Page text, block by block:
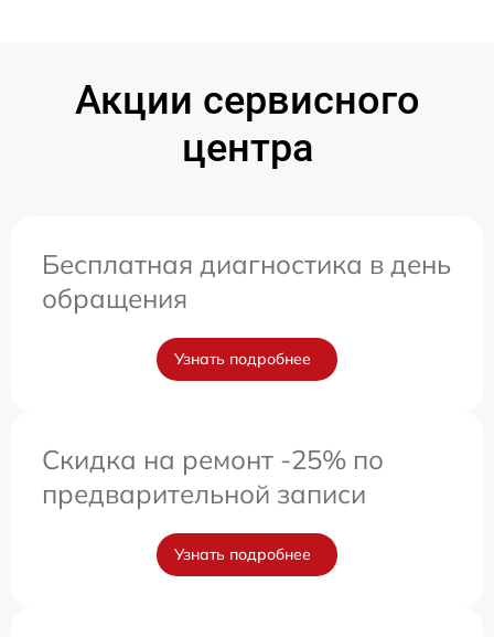
Акции сервисного
центра
Бесплатная диагностика в день
обращения
Узнать подробнее
Скидка на ремонт -25% по
предварительной записи
Узнать подробнее